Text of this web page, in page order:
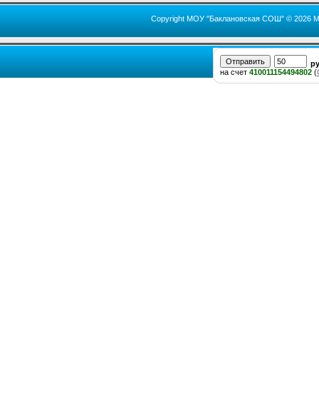
Copyright МОУ "Баклановская СОШ" © 2026
на счет 410011154494802 (